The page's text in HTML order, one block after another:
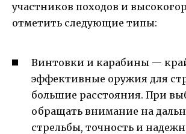
участников походов и
отметить следующие типы:
Винтовки и карабины —
эффективные оружия для
большие расстояния. При
обращать внимание на
стрельбы, точность и